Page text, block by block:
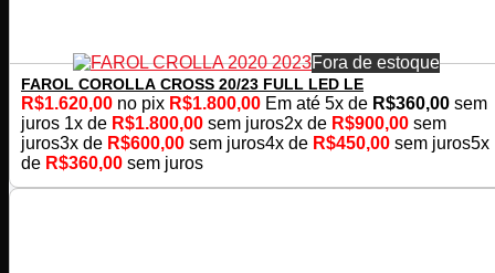
Fora de estoque
FAROL COROLLA CROSS 20/23 FULL LED LE
R$1.620,00 no pix R$1.800,00 Em até 5x de R$360,00 sem
juros 1x de R$1.800,00 sem juros2x de R$900,00 sem
juros3x de R$600,00 sem juros4x de R$450,00 sem juros5x
de R$360,00 sem juros